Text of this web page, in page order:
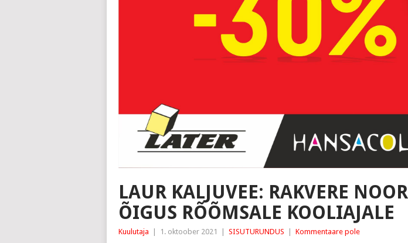
LAUR KALJUVEE: RAKVERE
ÕIGUS RÕÕMSALE KOOLIAJALE
Kuulutaja 1. oktoober 2021 SISUTURUNDUS Kommentaare pole